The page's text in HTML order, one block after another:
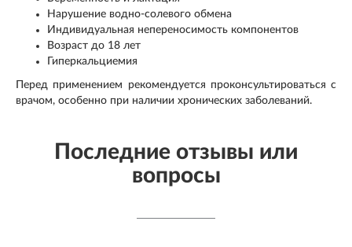
Нарушение водно-солевого обмена
Индивидуальная непереносимость компонентов
Возраст до 18 лет
Гиперкальциемия
Перед применением рекомендуется проконсультироваться с
врачом, особенно при наличии хронических заболеваний.
Последние отзывы или
вопросы